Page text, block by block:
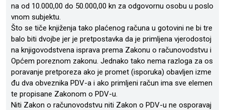
na od 10.000,00 do 50.000,00 kn za odgovornu osobu u poslo
vnom subjektu.
Što se tiče knjiženja tako plaćenog računa u gotovini ne bi tre
balo biti dvojbe jer je pretpostavka da je primljena vjerodostoj
na knjigovodstvena isprava prema Zakonu o računovodstvu i
Općem poreznom zakonu. Jednako tako nema razloga za os
poravanje pretporeza ako je promet (isporuka) obavljen izme
đu dva obveznika PDV-a i ako primljeni račun ima sve elemen
te propisane Zakonom o PDV-u.
Niti Zakon o računovodstvu niti Zakon o PDV-u ne osporavaj